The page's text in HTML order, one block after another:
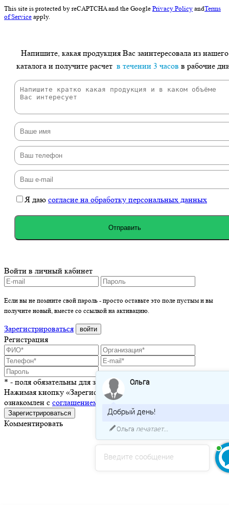
This site is protected by reCAPTCHA and the Google Privacy Policy andTerms
of Service apply.
Напишите, какая продукция Вас заинтересовала из нашего
каталога и получите расчет в течении 3 часов в рабочие
Я даю согласие на обработку персональных данных
Отправить
Войти в личный кабинет
Если вы не помните свой пароль - просто оставьте это поле пустым и вы
получите новый, вместе со ссылкой на активацию.
Зарегистрироваться войти
Регистрация
* - поля обязательны для заполнения
Нажимая кнопку «Зарегистрироваться», я подтверждаю, что
ознакомлен с соглашением о пользовании сайтом
Зарегистрироваться
Комментировать
Введите сообщение
Ольга
Добрый день!
Ольга печатает...